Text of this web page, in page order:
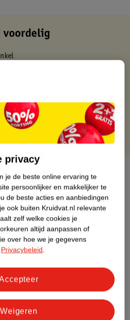
50.00
kaart
heeft (nog) geen Nature
Score.
privacy
je de beste online ervaring te
persoonlijker en makkelijker te
de beste acties en aanbiedingen
ook buiten Kruidvat.nl relevante
zelf welke cookies je
altijd aanpassen of
over hoe we je gegevens
Privacybeleid.
Weigeren